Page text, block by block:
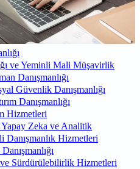
ve Yeminli Mali Müşavirlik
Danışmanlığı
Güvenlik Danışmanlığı
Danışmanlığı
Hizmetleri
Zeka ve Analitik
Danışmanlık Hizmetleri
Sürdürülebilirlik Hizmetleri